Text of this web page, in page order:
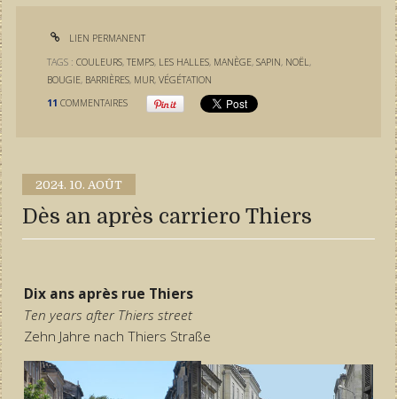
LIEN PERMANENT
TAGS :COULEURS,TEMPS, LES HALLES, MANÈGE,SAPIN, NOËL ,
BOUGIE, BARRIÈRES, MUR,VÉGÉTATION
11 COMMENTAIRES
2024. 10. AOÛT
Dès an après carriero Thiers
Dix ans après rue Thiers
Ten years after Thiers street
Zehn Jahre nach Thiers Straße